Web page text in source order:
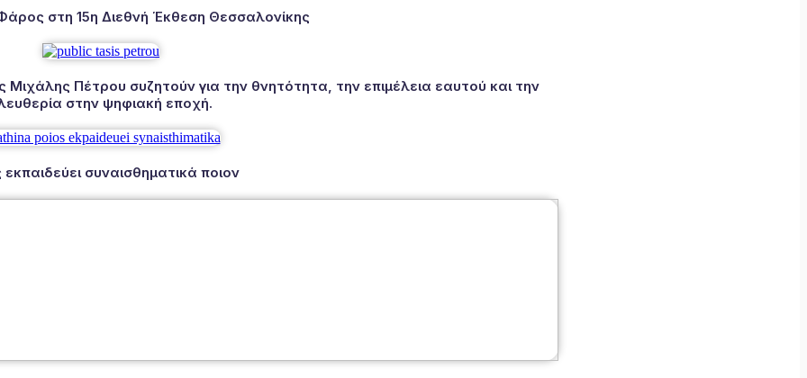
στη 15η Διεθνή Έκθεση Θεσσαλονίκης
Πέτρου συζητούν για την θνητότητα, την επιμέλεια εαυτού και την
στην ψηφιακή εποχή.
εκπαιδεύει συναισθηματικά ποιον